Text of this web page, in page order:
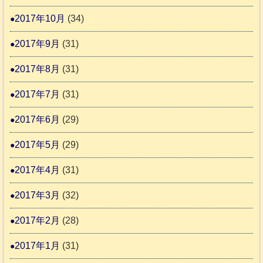
2017年10月 (34)
2017年9月 (31)
2017年8月 (31)
2017年7月 (31)
2017年6月 (29)
2017年5月 (29)
2017年4月 (31)
2017年3月 (32)
2017年2月 (28)
2017年1月 (31)